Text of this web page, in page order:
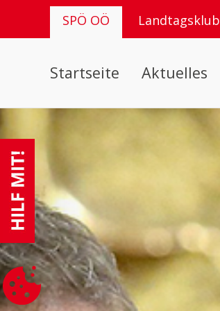
SPÖ OÖ Landtagsklub
Startseite Aktuelles